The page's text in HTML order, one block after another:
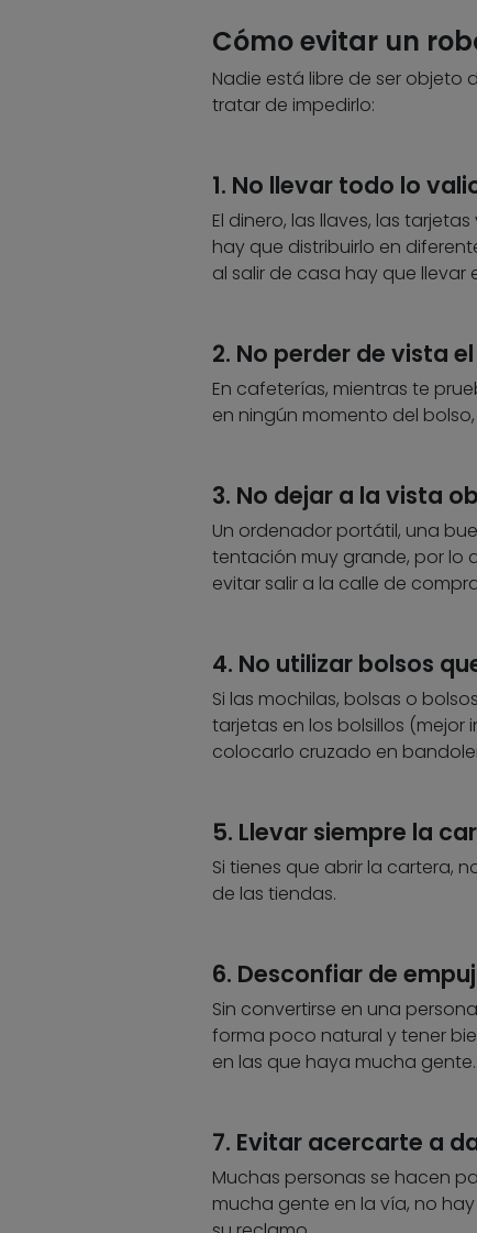
Cómo evitar un
Nadie está libre de ser
tratar de impedirlo:
1. No llevar todo lo
El dinero, las llaves, las
hay que distribuirlo en
al salir de casa hay que llevar
2. No perder de vista
En cafeterías, mientras te
en ningún momento del
3. No dejar a la vista
Un ordenador portátil, una
tentación muy grande, por lo
evitar salir a la calle de
4. No utilizar bolsos
Si las mochilas, bolsas o
tarjetas en los bolsillos (mejor
colocarlo cruzado en
5. Llevar siempre la
Si tienes que abrir la cartera,
de las tiendas.
6. Desconfiar de
Sin convertirse en una
forma poco natural y tener
en las que haya mucha gente.
7. Evitar acercarte a
Muchas personas se hacen
mucha gente en la vía, no